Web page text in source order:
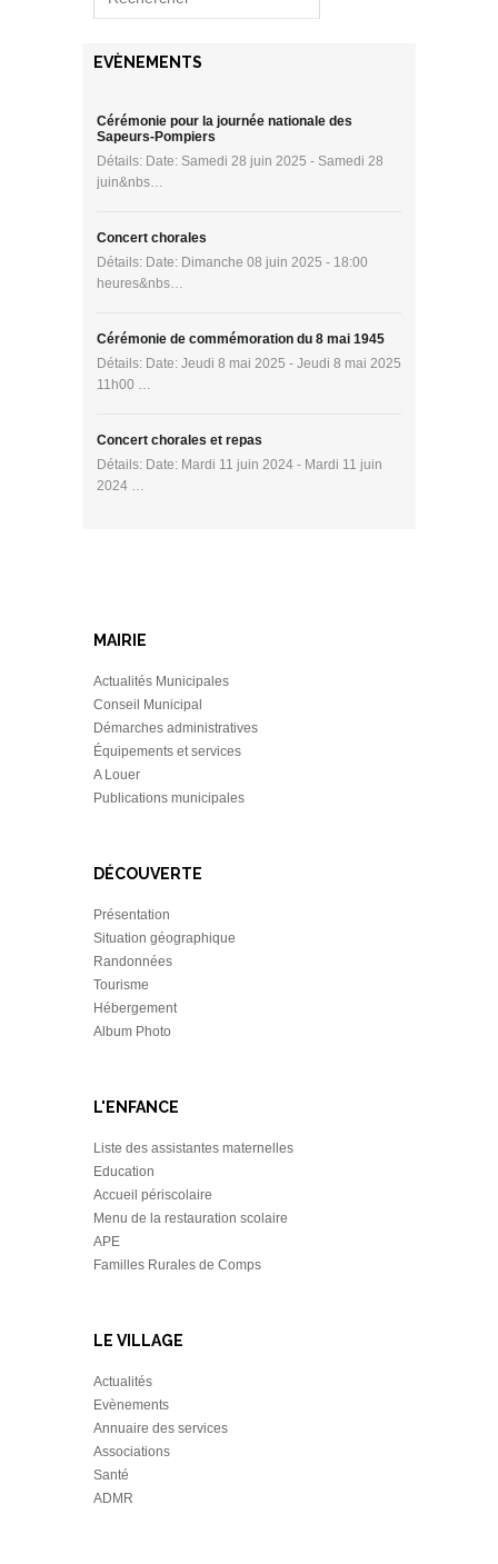
EVÈNEMENTS
Cérémonie pour la journée nationale des
Sapeurs-Pompiers
Détails: Date: Samedi 28 juin 2025 - Samedi 28
juin&nbs…
Concert chorales
Détails: Date: Dimanche 08 juin 2025 - 18:00
heures&nbs…
Cérémonie de commémoration du 8 mai 1945
Détails: Date: Jeudi 8 mai 2025 - Jeudi 8 mai 2025
11h00 …
Concert chorales et repas
Détails: Date: Mardi 11 juin 2024 - Mardi 11 juin
2024 …
MAIRIE
Actualités Municipales
Conseil Municipal
Démarches administratives
Équipements et services
A Louer
Publications municipales
DÉCOUVERTE
Présentation
Situation géographique
Randonnées
Tourisme
Hébergement
Album Photo
L'ENFANCE
Liste des assistantes maternelles
Education
Accueil périscolaire
Menu de la restauration scolaire
APE
Familles Rurales de Comps
LE VILLAGE
Actualités
Evènements
Annuaire des services
Associations
Santé
ADMR